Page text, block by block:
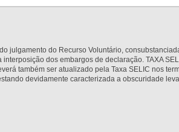
julgamento do Recurso Voluntário,
dos embargos de declaração. TAXA
também ser atualizado pela Taxa SELIC nos
devidamente caracterizada a obscuridade